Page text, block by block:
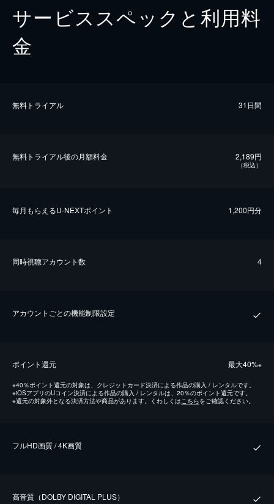
サービススペックと利用料
金
無料トライアル 31日間
無料トライアル後の⽉額料金 2,189円
（税込）
毎⽉もらえるU-NEXTポイント 1,200円分
同時視聴アカウント数 4
アカウントごとの機能制限設定
ポイント還元 最⼤40%※
※40％ポイント還元の対象は、クレジットカード決済による作品の購入 / レンタルです。
※iOSアプリのUコイン決済による作品の購入 / レンタルは、20％のポイント還元です。
※還元の対象外となる決済方法や商品があります。くわしくはこちらをご確認ください。
フルHD画質 / 4K画質
⾼⾳質（DOLBY DIGITAL PLUS）